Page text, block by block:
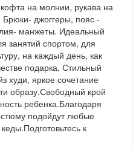
на молнии, рукава на
джоггеры, пояс -
манжеты. Идеальный
занятий спортом, для
на каждый день, как
подарка. Стильный
худи, яркое сочетание
образу.Свободный крой
ребенка.Благодаря
подойдут любые
к